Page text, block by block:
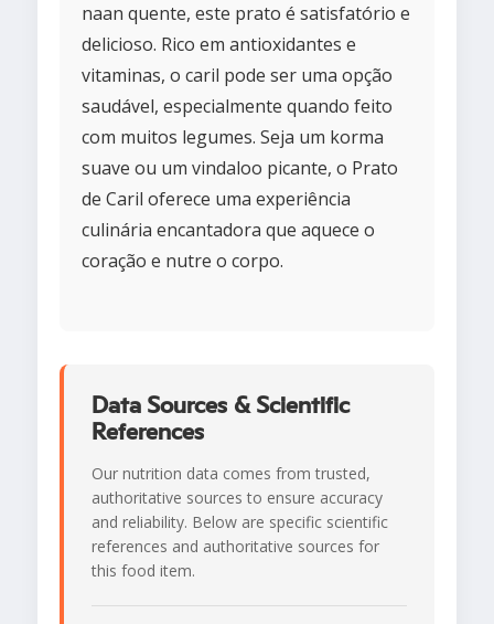
naan quente, este prato é satisfatório e
delicioso. Rico em antioxidantes e
vitaminas, o caril pode ser uma opção
saudável, especialmente quando feito
com muitos legumes. Seja um korma
suave ou um vindaloo picante, o Prato
de Caril oferece uma experiência
culinária encantadora que aquece o
coração e nutre o corpo.
Data Sources & Scientific
References
Our nutrition data comes from trusted,
authoritative sources to ensure accuracy
and reliability. Below are specific scientific
references and authoritative sources for
this food item.